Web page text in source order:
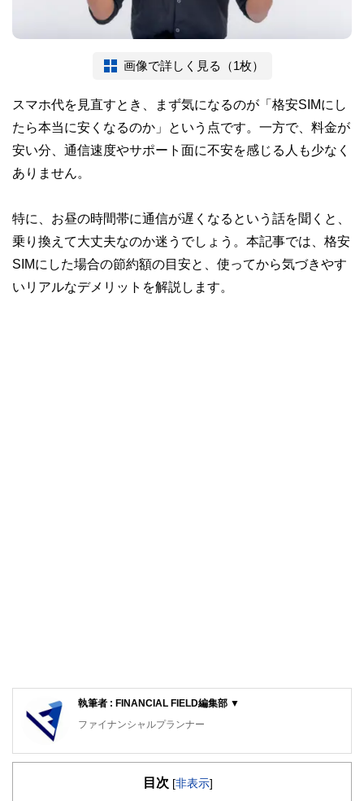
画像で詳しく見る（1枚）
スマホ代を見直すとき、まず気になるのが「格安SIMにし
たら本当に安くなるのか」という点です。一方で、料金が
安い分、通信速度やサポート面に不安を感じる人も少なく
ありません。
特に、お昼の時間帯に通信が遅くなるという話を聞くと、
乗り換えて大丈夫なのか迷うでしょう。本記事では、格安
SIMにした場合の節約額の目安と、使ってから気づきやす
いリアルなデメリットを解説します。
執筆者 : FINANCIAL FIELD編集部 ▼
ファイナンシャルプランナー
FinancialField編集部は、金融、経済に関する記事を、日々
知識がない方でも理解できるようわかりやすく発信していま
目次 [非表示]